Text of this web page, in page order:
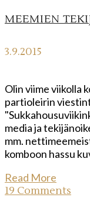
MEEMIEN
3.9.2015
Olin viime viikolla
partioleirin
media ja
mm.
komboon hassu
Read More
19 Comments